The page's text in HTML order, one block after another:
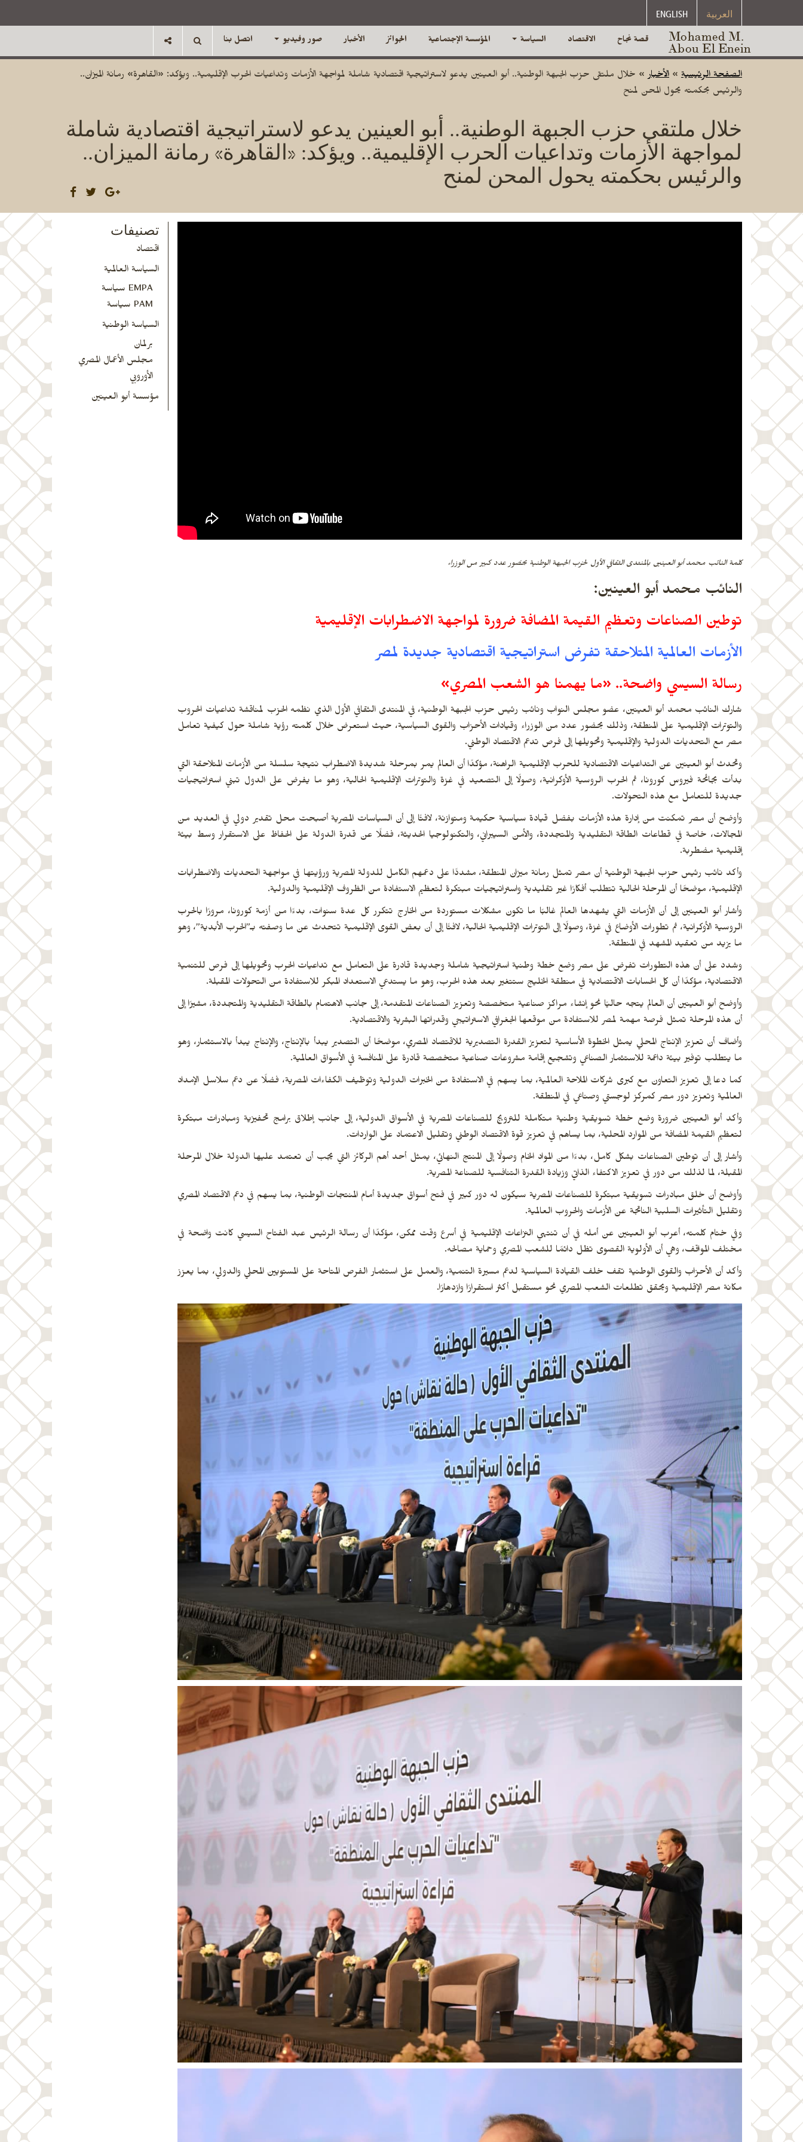
ENGLISH العربية
Mohamed M.
Abou El Enein قصة نجاح الاقتصاد السياسة المؤسسة الإجتماعية الجوائز الأخبار صور وفيديو اتصل بنا
الصفحة الرئيسية » الأخبار» خلال ملتقى حزب الجبهة الوطنية.. أبو العينين يدعو لاستراتيجية اقتصادية شاملة لمواجهة الأزمات وتداعيات الحرب الإقليمية.. ويؤكد: «القاهرة» رمانة الميزان..
والرئيس بحكمته يحول المحن لمنح
خلال ملتقى حزب الجبهة الوطنية.. أبو العينين يدعو لاستراتيجية اقتصادية شاملة
لمواجهة الأزمات وتداعيات الحرب الإقليمية.. ويؤكد: «القاهرة» رمانة الميزان..
والرئيس بحكمته يحول المحن لمنح
كلمة النائب محمد أبو العينين بالمنتدى الثقافي الأول لحزب الجبهة الوطنية بحضور عدد كبير من الوزراء
النائب محمد أبو العينين:
توطين الصناعات وتعظيم القيمة المضافة ضرورة لمواجهة الاضطرابات الإقليمية
الأزمات العالمية المتلاحقة تفرض استراتيجية اقتصادية جديدة لمصر
رسالة السيسي واضحة.. «ما يهمنا هو الشعب المصري»
شارك النائب محمد أبو العينين، عضو مجلس النواب ونائب رئيس حزب الجبهة الوطنية، في المنتدى الثقافي الأول الذي نظمه الحزب لمناقشة تداعيات الحروب
والتوترات الإقليمية على المنطقة، وذلك بحضور عدد من الوزراء وقيادات الأحزاب والقوى السياسية، حيث استعرض خلال كلمته رؤية شاملة حول كيفية تعامل
مصر مع التحديات الدولية والإقليمية وتحويلها إلى فرص تدعم الاقتصاد الوطني.
وتحدث أبو العينين عن التداعيات الاقتصادية للحرب الإقليمية الراهنة، مؤكدًا أن العالم يمر بمرحلة شديدة الاضطراب نتيجة سلسلة من الأزمات المتلاحقة التي
بدأت بجائحة فيروس كورونا، ثم الحرب الروسية الأوكرانية، وصولًا إلى التصعيد في غزة والتوترات الإقليمية الحالية، وهو ما يفرض على الدول تبني استراتيجيات
جديدة للتعامل مع هذه التحولات.
وأوضح أن مصر تمكنت من إدارة هذه الأزمات بفضل قيادة سياسية حكيمة ومتوازنة، لافتًا إلى أن السياسات المصرية أصبحت محل تقدير دولي في العديد من
المجالات، خاصة في قطاعات الطاقة التقليدية والمتجددة، والأمن السيبراني، والتكنولوجيا الحديثة، فضلًا عن قدرة الدولة على الحفاظ على الاستقرار وسط بيئة
إقليمية مضطربة.
وأكد نائب رئيس حزب الجبهة الوطنية أن مصر تمثل رمانة ميزان المنطقة، مشددًا على دعمهم الكامل للدولة المصرية ورؤيتها في مواجهة التحديات والاضطرابات
الإقليمية، موضحًا أن المرحلة الحالية تتطلب أفكارًا غير تقليدية واستراتيجيات مبتكرة لتعظيم الاستفادة من الظروف الإقليمية والدولية.
وأشار أبو العينين إلى أن الأزمات التي يشهدها العالم غالبًا ما تكون مشكلات مستوردة من الخارج تتكرر كل عدة سنوات، بدءًا من أزمة كورونا، مرورًا بالحرب
الروسية الأوكرانية، ثم تطورات الأوضاع في غزة، وصولًا إلى التوترات الإقليمية الحالية، لافتًا إلى أن بعض القوى الإقليمية تتحدث عن ما وصفته بـ”الحرب الأبدية”، وهو
ما يزيد من تعقيد المشهد في المنطقة.
وشدد على أن هذه التطورات تفرض على مصر وضع خطة وطنية استراتيجية شاملة وجديدة قادرة على التعامل مع تداعيات الحرب وتحويلها إلى فرص للتنمية
الاقتصادية، مؤكدًا أن كل الحسابات الاقتصادية في منطقة الخليج ستتغير بعد هذه الحرب، وهو ما يستدعي الاستعداد المبكر للاستفادة من التحولات المقبلة.
وأوضح أبو العينين أن العالم يتجه حاليًا نحو إنشاء مراكز صناعية متخصصة وتعزيز الصناعات المتقدمة، إلى جانب الاهتمام بالطاقة التقليدية والمتجددة، مشيرًا إلى
أن هذه المرحلة تمثل فرصة مهمة لمصر للاستفادة من موقعها الجغرافي الاستراتيجي وقدراتها البشرية والاقتصادية.
وأضاف أن تعزيز الإنتاج المحلي يمثل الخطوة الأساسية لتعزيز القدرة التصديرية للاقتصاد المصري، موضحًا أن التصدير يبدأ بالإنتاج، والإنتاج يبدأ بالاستثمار، وهو
ما يتطلب توفير بيئة داعمة للاستثمار الصناعي وتشجيع إقامة مشروعات صناعية متخصصة قادرة على المنافسة في الأسواق العالمية.
كما دعا إلى تعزيز التعاون مع كبرى شركات الملاحة العالمية، بما يسهم في الاستفادة من الخبرات الدولية وتوظيف الكفاءات المصرية، فضلًا عن دعم سلاسل الإمداد
العالمية وتعزيز دور مصر كمركز لوجستي وصناعي في المنطقة.
وأكد أبو العينين ضرورة وضع خطة تسويقية وطنية متكاملة للترويج للصناعات المصرية في الأسواق الدولية، إلى جانب إطلاق برامج تحفيزية ومبادرات مبتكرة
لتعظيم القيمة المضافة من الموارد المحلية، بما يساهم في تعزيز قوة الاقتصاد الوطني وتقليل الاعتماد على الواردات.
وأشار إلى أن توطين الصناعات بشكل كامل، بدءًا من المواد الخام وصولًا إلى المنتج النهائي، يمثل أحد أهم الركائز التي يجب أن تعتمد عليها الدولة خلال المرحلة
المقبلة، لما لذلك من دور في تعزيز الاكتفاء الذاتي وزيادة القدرة التنافسية للصناعة المصرية.
وأوضح أن خلق مبادرات تسويقية مبتكرة للصناعات المصرية سيكون له دور كبير في فتح أسواق جديدة أمام المنتجات الوطنية، بما يسهم في دعم الاقتصاد المصري
وتقليل التأثيرات السلبية الناتجة عن الأزمات والحروب العالمية.
وفي ختام كلمته، أعرب أبو العينين عن أمله في أن تنتهي النزاعات الإقليمية في أسرع وقت ممكن، مؤكدًا أن رسالة الرئيس عبد الفتاح السيسي كانت واضحة في
مختلف المواقف، وهي أن الأولوية القصوى تظل دائمًا للشعب المصري وحماية مصالحه.
وأكد أن الأحزاب والقوى الوطنية تقف خلف القيادة السياسية لدعم مسيرة التنمية، والعمل على استثمار الفرص المتاحة على المستويين المحلي والدولي، بما يعزز
مكانة مصر الإقليمية ويحقق تطلعات الشعب المصري نحو مستقبل أكثر استقرارًا وازدهارًا.
تصنيفات
اقتصاد
السياسة العالمية
EMPA سياسة
PAM سياسة
السياسة الوطنية
برلمان
مجلس الأعمال المصري
الأوروبي
مؤسسة أبو العينين